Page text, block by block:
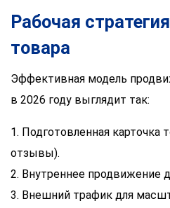
Рабочая
товара
Эффективная модель
в 2026 году выглядит так:
1. Подготовленная карточка
отзывы).
2. Внутреннее продвижение
3. Внешний трафик для